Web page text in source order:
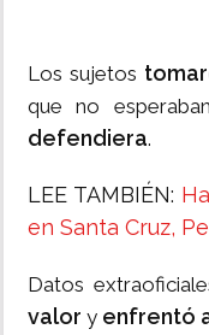
Los sujetos
que no
defendiera.
LEE TAMBIÉN:
en Santa Cruz,
Datos
valor y enfrentó